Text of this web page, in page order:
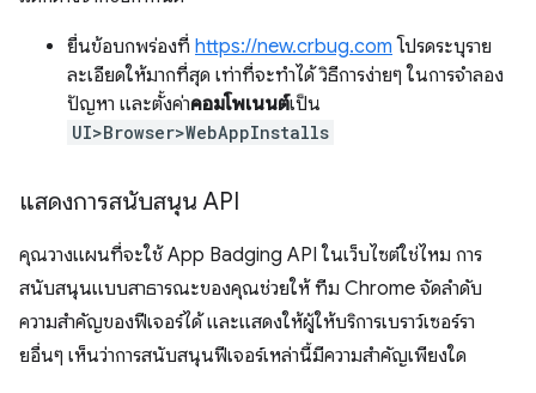
ยื่นข้อบกพร่องที่ https://new.crbug.com โปรดระบุราย
ละเอียดให้มากที่สุด เท่าที่จะทำได้ วิธีการง่ายๆ ในการจำลอง
ปัญหา และตั้งค่าคอมโพเนนต์เป็น
UI>Browser>WebAppInstalls
แสดงการสนับสนุน API
คุณวางแผนที่จะใช้ App Badging API ในเว็บไซต์ใช่ไหม การ
สนับสนุนแบบสาธารณะของคุณช่วยให้ ทีม Chrome จัดลําดับ
ความสําคัญของฟีเจอร์ได้ และแสดงให้ผู้ให้บริการเบราว์เซอร์รา
ยอื่นๆ เห็นว่าการสนับสนุนฟีเจอร์เหล่านี้มีความสําคัญเพียงใด